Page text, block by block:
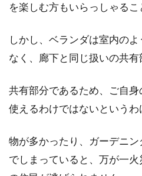
家賃につい
いでしょうか
を楽しむ方もいらっしゃるこ
しかし、ベランダは室内の
なく、廊下と同じ扱いの共有
共有部分であるため、ご自
使えるわけではないというわ
物が多かったり、ガーデニ
でしまっていると、万が一